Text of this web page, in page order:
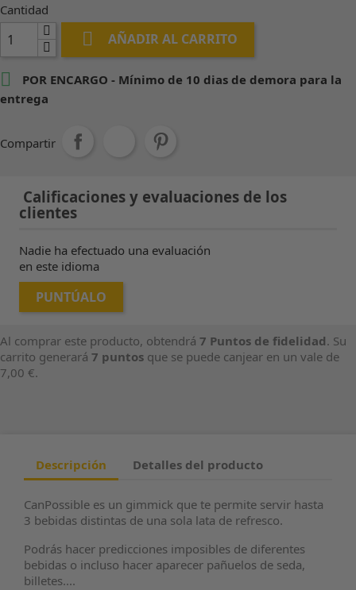
Cantidad
 AÑADIR AL CARRITO

POR ENCARGO - Mínimo de 10 dias de demora para la
entrega
Compartir
Calificaciones y evaluaciones de los
clientes
Nadie ha efectuado una evaluación
en este idioma
PUNTÚALO
Al comprar este producto, obtendrá 7 Puntos de fidelidad. Su
carrito generará 7 puntos que se puede canjear en un vale de
7,00 €.
Descripción Detalles del producto
CanPossible es un gimmick que te permite servir hasta
3 bebidas distintas de una sola lata de refresco.
Podrás hacer predicciones imposibles de diferentes
bebidas o incluso hacer aparecer pañuelos de seda,
billetes....